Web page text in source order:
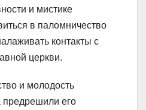
и мистике
в паломничество
контакты с
церкви.
и молодость
предрешили его